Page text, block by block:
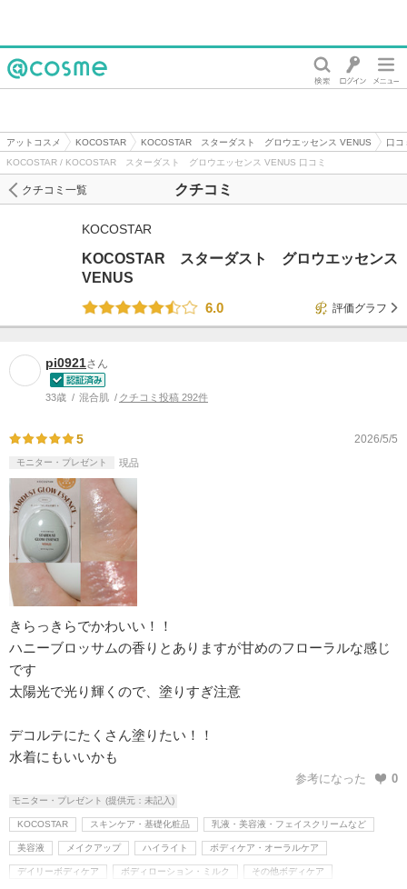
アットコスメ KOCOSTAR KOCOSTAR スターダスト グロウエッセンス VENUS
口コ
KOCOSTAR / KOCOSTAR スターダスト グロウエッセンス VENUS 口コミ
クチコミ
クチコミ一覧
KOCOSTAR
KOCOSTAR スターダスト グロウエッセンス
VENUS
6.0
評価グラフ
pi0921さん
33歳 混合肌 クチコミ投稿 292件
5 2026/5/5
モニター・プレゼント 現品
きらっきらでかわいい！！
ハニーブロッサムの香りとありますが甘めのフローラルな感じ
です
太陽光で光り輝くので、塗りすぎ注意
デコルテにたくさん塗りたい！！
水着にもいいかも
参考になった 0
モニター・プレゼント (提供元：未記入)
KOCOSTAR スキンケア・基礎化粧品 乳液・美容液・フェイスクリームなど
美容液 メイクアップ ハイライト ボディケア・オーラルケア
デイリーボディケア ボディローション・ミルク その他ボディケア